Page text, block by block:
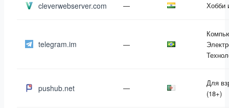
cleverwebserver.com — Хобби
telegram.im —
pushub.net —
Для
(18+)